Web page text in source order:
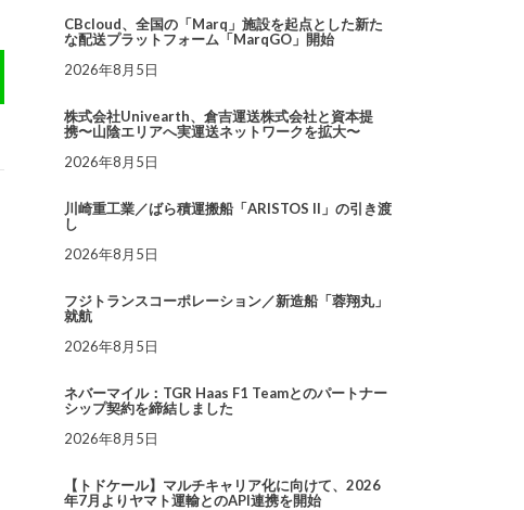
CBcloud、全国の「Marq」施設を起点とした新た
な配送プラットフォーム「MarqGO」開始
2026年8月5日
株式会社Univearth、倉吉運送株式会社と資本提
携〜山陰エリアへ実運送ネットワークを拡大〜
2026年8月5日
川崎重工業／ばら積運搬船「ARISTOS II」の引き渡
し
2026年8月5日
フジトランスコーポレーション／新造船「蓉翔丸」
就航
2026年8月5日
ネバーマイル：TGR Haas F1 Teamとのパートナー
シップ契約を締結しました
2026年8月5日
【トドケール】マルチキャリア化に向けて、2026
年7月よりヤマト運輸とのAPI連携を開始